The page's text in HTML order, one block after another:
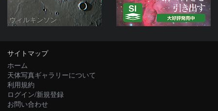
ウィルキンソン
サイトマップ
ホーム
天体写真ギャラリーについて
利用規約
ログイン/新規登録
お問い合わせ